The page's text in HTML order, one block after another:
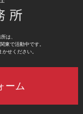
は、
東で活動中です。
せください。
ーム